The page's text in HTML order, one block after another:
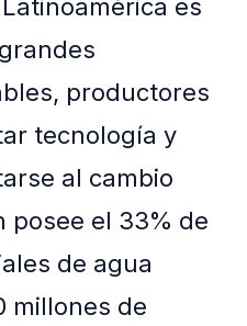
es
productores
tecnología y
al cambio
posee el 33% de
de agua
millones de